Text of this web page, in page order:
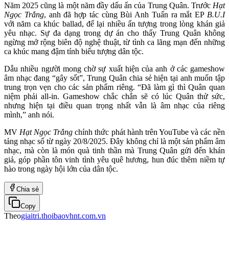
Năm 2025 cũng là một năm đầy dấu ấn của Trung Quân. Trước Hạt
Ngọc Trắng, anh đã hợp tác cùng Bùi Anh Tuấn ra mắt EP B.U.I
với năm ca khúc ballad, để lại nhiều ấn tượng trong lòng khán giả
yêu nhạc. Sự đa dạng trong dự án cho thấy Trung Quân không
ngừng mở rộng biên độ nghệ thuật, từ tình ca lãng mạn đến những
ca khúc mang đậm tính biểu tượng dân tộc.
Dẫu nhiều người mong chờ sự xuất hiện của anh ở các gameshow
âm nhạc đang “gây sốt”, Trung Quân chia sẻ hiện tại anh muốn tập
trung trọn vẹn cho các sản phẩm riêng. “Đã làm gì thì Quân quan
niệm phải all-in. Gameshow chắc chắn sẽ có lúc Quân thử sức,
nhưng hiện tại điều quan trọng nhất vẫn là âm nhạc của riêng
mình,” anh nói.
MV Hạt Ngọc Trắng chính thức phát hành trên YouTube và các nền
tảng nhạc số từ ngày 20/8/2025. Đây không chỉ là một sản phẩm âm
nhạc, mà còn là món quà tinh thần mà Trung Quân gửi đến khán
giả, góp phần tôn vinh tình yêu quê hương, hun đúc thêm niềm tự
hào trong ngày hội lớn của dân tộc.
Chia sẻ
Copy
Theogiaitri.thoibaovhnt.com.vn